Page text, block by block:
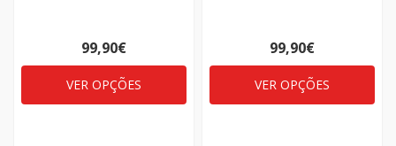
99,90€
VER OPÇÕES
99,90€
VER OPÇÕES